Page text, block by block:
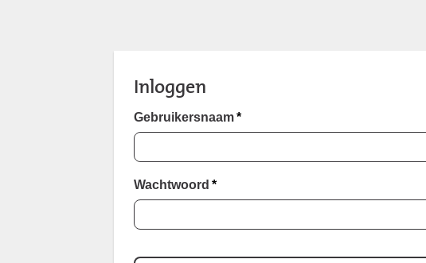
Inloggen
Gebruikersnaam *
Wachtwoord *